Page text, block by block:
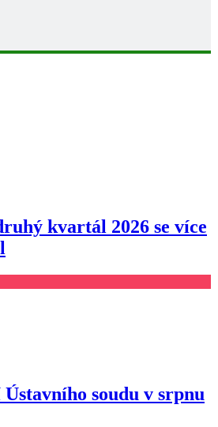
kvartál 2026 se více
soudu v srpnu